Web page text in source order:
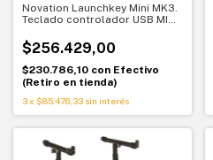
Novation Launchkey Mini MK3.
Teclado controlador USB MIDI.
Ableton
$256.429,00
$230.786,10 con Efectivo
(Retiro en tienda)
3x $85.476,33 sin interés